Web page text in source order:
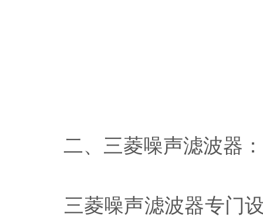
二、三菱噪声滤波器：
三菱噪声滤波器专门设